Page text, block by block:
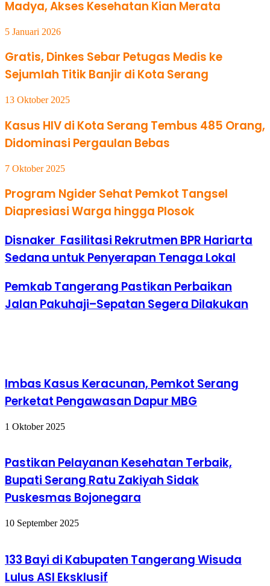
Madya, Akses Kesehatan Kian Merata
5 Januari 2026
Gratis, Dinkes Sebar Petugas Medis ke
Sejumlah Titik Banjir di Kota Serang
13 Oktober 2025
Kasus HIV di Kota Serang Tembus 485 Orang,
Didominasi Pergaulan Bebas
7 Oktober 2025
Program Ngider Sehat Pemkot Tangsel
Diapresiasi Warga hingga Plosok
Disnaker Fasilitasi Rekrutmen BPR Hariarta
Sedana untuk Penyerapan Tenaga Lokal
Pemkab Tangerang Pastikan Perbaikan
Jalan Pakuhaji–Sepatan Segera Dilakukan
Imbas Kasus Keracunan, Pemkot Serang
Perketat Pengawasan Dapur MBG
1 Oktober 2025
Pastikan Pelayanan Kesehatan Terbaik,
Bupati Serang Ratu Zakiyah Sidak
Puskesmas Bojonegara
10 September 2025
133 Bayi di Kabupaten Tangerang Wisuda
Lulus ASI Eksklusif